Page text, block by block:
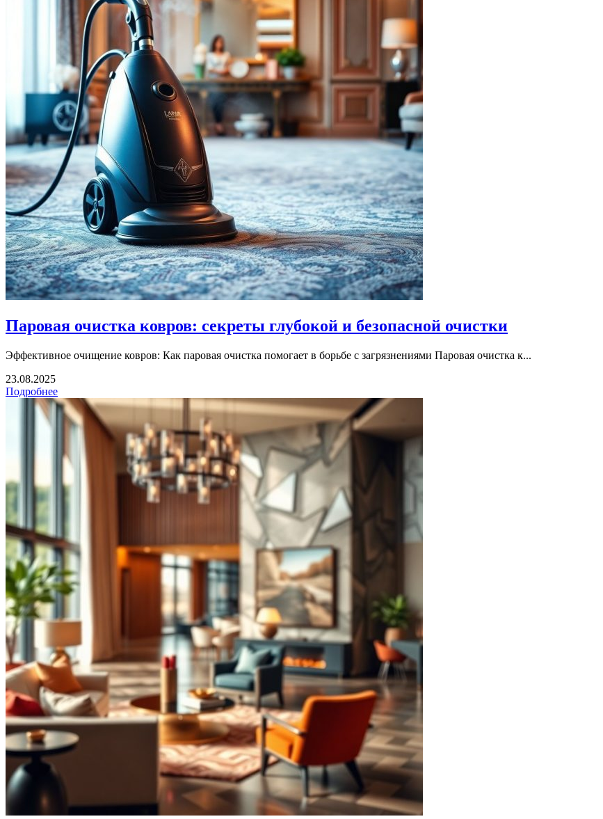
Паровая очистка ковров: секреты глубокой и безопасной очистки
Эффективное очищение ковров: Как паровая очистка помогает в борьбе с загрязнениями Паровая очистка к...
23.08.2025
Подробнее